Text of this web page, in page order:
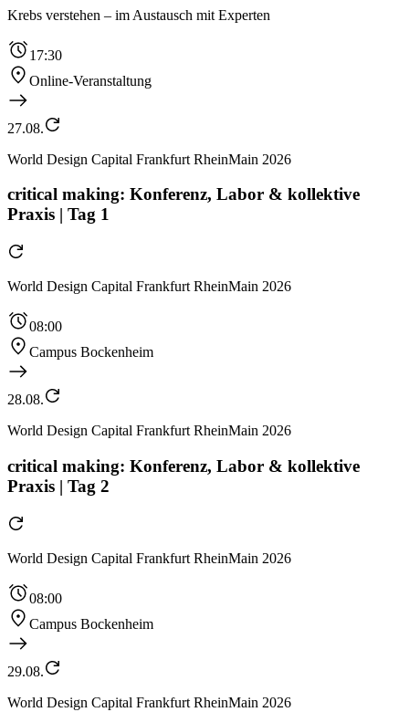
Krebs verstehen – im Austausch mit Experten
17:30
Online-Veranstaltung
27.08.
World Design Capital Frankfurt RheinMain 2026
critical making: Konferenz, Labor & kollektive
Praxis | Tag 1
World Design Capital Frankfurt RheinMain 2026
08:00
Campus Bockenheim
28.08.
World Design Capital Frankfurt RheinMain 2026
critical making: Konferenz, Labor & kollektive
Praxis | Tag 2
World Design Capital Frankfurt RheinMain 2026
08:00
Campus Bockenheim
29.08.
World Design Capital Frankfurt RheinMain 2026